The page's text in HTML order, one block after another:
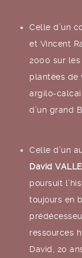
Celle d’un
et Vincent
2000 sur
plantées de
argilo-
d’un grand
Celle d’un
David
poursuit
toujours en
ressources
David, 20